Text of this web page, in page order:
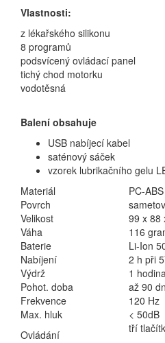
Vlastnosti:
z lékařského silikonu
8 programů
podsvícený ovládací panel
tichý chod motorku
vodotěsná
Balení obsahuje
USB nabíjecí kabel
saténový sáček
vzorek lubrikačního gelu
Materiál
PC-
Povrch
Velikost
99 x 88
Váha
116
Baterie
Li-Ion
Nabíjení
2 h při
Výdrž
1
Pohot. doba
až 90
Frekvence
120 Hz
Max. hluk
< 50dB
Ovládání
tří